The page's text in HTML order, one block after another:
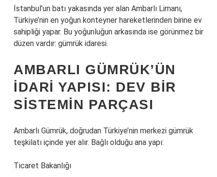
İstanbul’un batı yakasında yer alan Ambarlı Limanı,
Türkiye’nin en yoğun konteyner hareketlerinden birine ev
sahipliği yapar. Bu yoğunluğun arkasında ise görünmez bir
düzen vardır: gümrük idaresi.
AMBARLI GÜMRÜK’ÜN
IDARI YAPISI: DEV BIR
SISTEMIN PARÇASI
Ambarlı Gümrük, doğrudan Türkiye’nin merkezi gümrük
teşkilatı içinde yer alır. Bağlı olduğu ana yapı:
Ticaret Bakanlığı